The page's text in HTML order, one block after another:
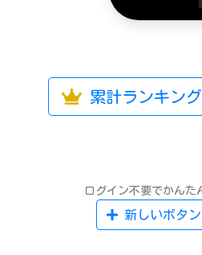
累計ランキング
新しいボタ